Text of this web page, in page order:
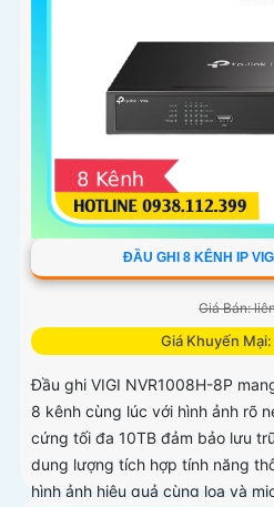
ĐẦU GHI 8 KÊNH IP
Giá Bán:
Giá Khuyến
Đầu ghi VIGI NVR1008H-8P
8 kênh cùng lúc với hình ảnh rõ
cứng tối đa 10TB đảm bảo lưu
dung lượng tích hợp tính năng
hình ảnh hiệu quả cùng loa và